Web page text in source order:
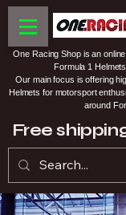
One Racing Shop is an
Formula 1
Our main focus is offering
Helmets for motorsport
around
Free